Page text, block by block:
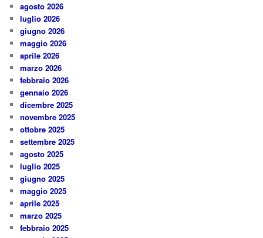
agosto 2026
luglio 2026
giugno 2026
maggio 2026
aprile 2026
marzo 2026
febbraio 2026
gennaio 2026
dicembre 2025
novembre 2025
ottobre 2025
settembre 2025
agosto 2025
luglio 2025
giugno 2025
maggio 2025
aprile 2025
marzo 2025
febbraio 2025